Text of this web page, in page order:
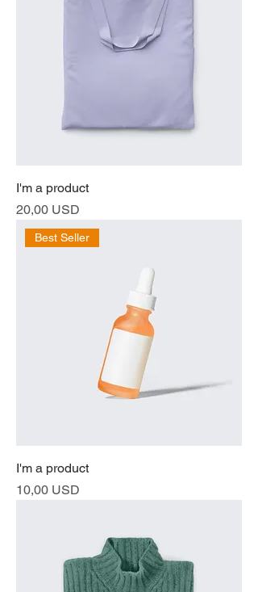
I'm a product
Prezzo
20,00 USD
Best Seller
I'm a product
Prezzo
10,00 USD